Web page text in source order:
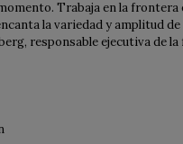
Trabaja en la frontera
la variedad y amplitud de
responsable ejecutiva de